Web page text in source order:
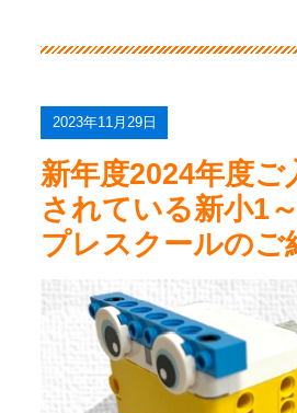
2023年11月29日
新年度2024年度ご
されている新小1
プレスクールのご